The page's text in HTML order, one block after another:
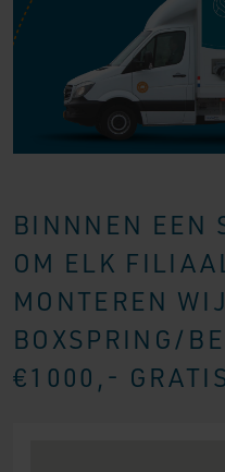
BINNNEN EEN
OM ELK
MONTEREN WIJ
BOXSPRING/
€1000,-